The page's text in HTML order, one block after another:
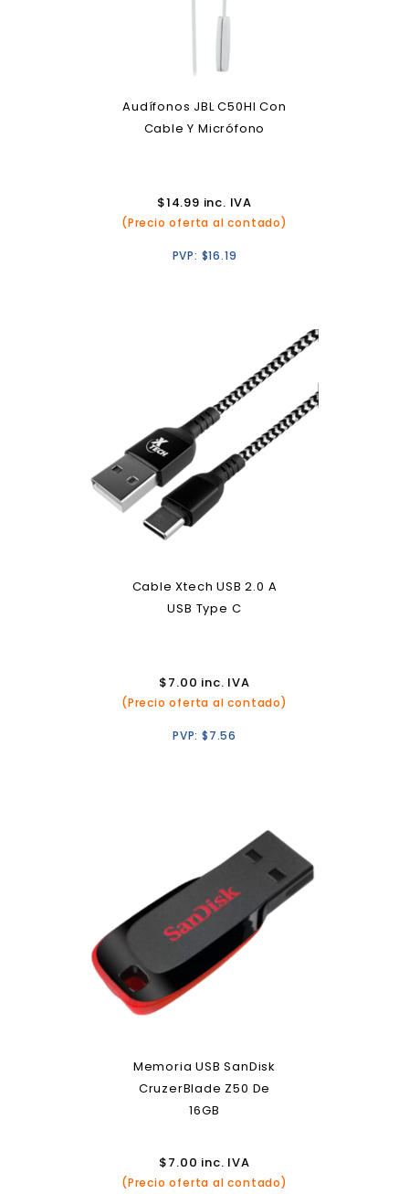
Audífonos JBL C50HI Con
Cable Y Micrófono
$14.99 inc. IVA
(Precio oferta al contado)
PVP: $16.19
Cable Xtech USB 2.0 A
USB Type C
$7.00 inc. IVA
(Precio oferta al contado)
PVP: $7.56
Memoria USB SanDisk
CruzerBlade Z50 De
16GB
$7.00 inc. IVA
(Precio oferta al contado)